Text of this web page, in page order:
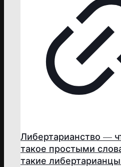
Либертарианство —
такое простыми
такие